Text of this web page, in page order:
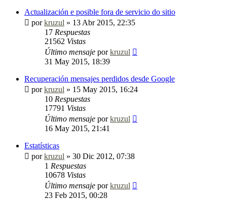
Actualización e posible fora de servicio do sitio
porkruzul » 13 Abr 2015, 22:35
17 Respuestas
21562 Vistas
Último mensaje porkruzul
31 May 2015, 18:39
Recuperación mensajes perdidos desde Google
porkruzul » 15 May 2015, 16:24
10 Respuestas
17791 Vistas
Último mensaje porkruzul
16 May 2015, 21:41
Estatísticas
porkruzul » 30 Dic 2012, 07:38
1 Respuestas
10678 Vistas
Último mensaje porkruzul
23 Feb 2015, 00:28